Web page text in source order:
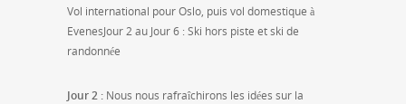
Vol international pour Oslo, puis vol domestique à
EvenesJour 2 au Jour 6 : Ski hors piste et ski de
randonnée
Jour 2 : Nous nous rafraîchirons les idées sur la